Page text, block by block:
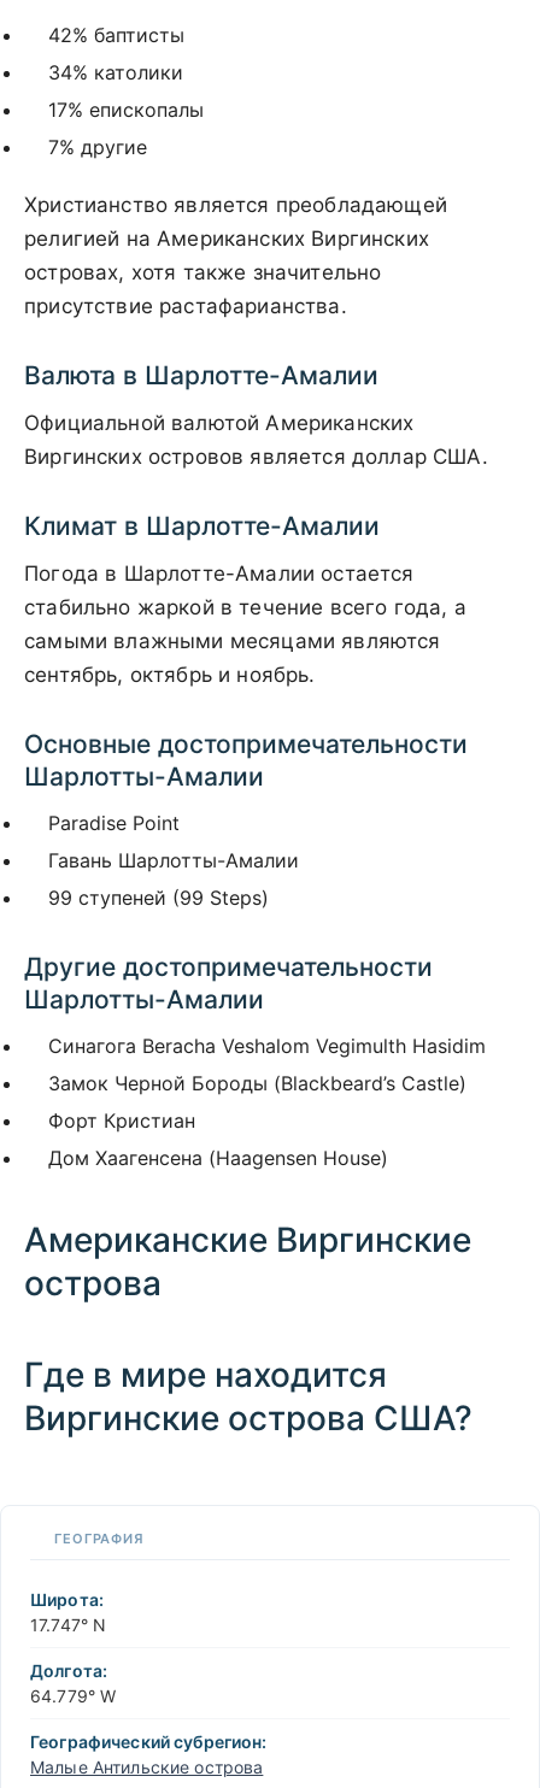
42% баптисты
34% католики
17% епископалы
7% другие
Христианство является преобладающей
религией на Американских Виргинских
островах, хотя также значительно
присутствие растафарианства.
Валюта в Шарлотте-Амалии
Официальной валютой Американских
Виргинских островов является доллар США.
Климат в Шарлотте-Амалии
Погода в Шарлотте-Амалии остается
стабильно жаркой в течение всего года, а
самыми влажными месяцами являются
сентябрь, октябрь и ноябрь.
Основные достопримечательности
Шарлотты-Амалии
Paradise Point
Гавань Шарлотты-Амалии
99 ступеней (99 Steps)
Другие достопримечательности
Шарлотты-Амалии
Синагога Beracha Veshalom Vegimulth Hasidim
Замок Черной Бороды (Blackbeard’s Castle)
Форт Кристиан
Дом Хаагенсена (Haagensen House)
Американские Виргинские
острова
Где в мире находится
Виргинские острова США?
100 km / 62.1 mi
−
ГЕОГРАФИЯ
Широта:
17.747° N
Долгота:
64.779° W
Географический субрегион:
Малые Антильские острова